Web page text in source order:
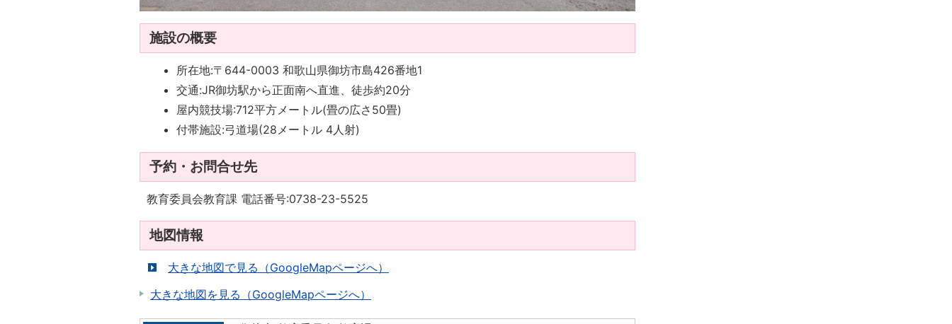
施設の概要
所在地:〒644-0003 和歌山県御坊市島426番地1
交通:JR御坊駅から正面南へ直進、徒歩約20分
屋内競技場:712平方メートル(畳の広さ50畳)
付帯施設:弓道場(28メートル 4人射)
予約・お問合せ先
教育委員会教育課 電話番号:0738-23-5525
地図情報
大きな地図で見る（GoogleMapページへ）
大きな地図を見る（GoogleMapページへ）